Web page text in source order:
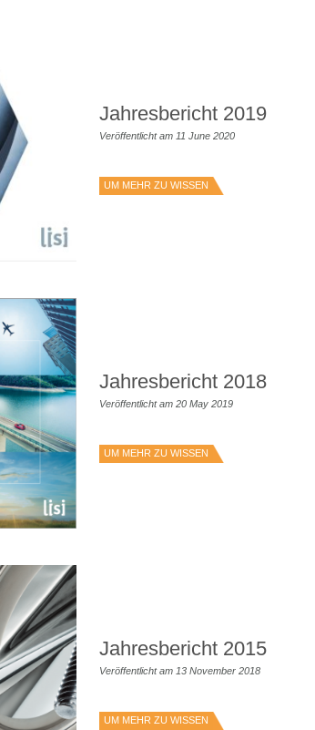
Jahresbericht 2019
Veröffentlicht am 11 June 2020
UM MEHR ZU WISSEN
Jahresbericht 2018
Veröffentlicht am 20 May 2019
UM MEHR ZU WISSEN
Jahresbericht 2015
Veröffentlicht am 13 November 2018
UM MEHR ZU WISSEN